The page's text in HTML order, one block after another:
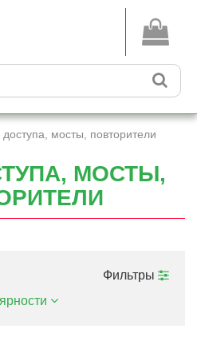
доступа, мосты, повторители
МОСТЫ,
Фильтры